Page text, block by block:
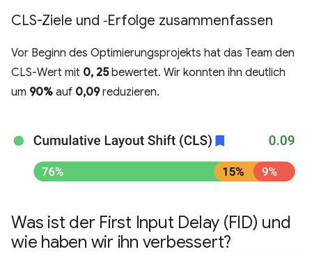
CLS-Ziele und ‑Erfolge zusammenfassen
Vor Beginn des Optimierungsprojekts hat das Team den
CLS-Wert mit 0, 25bewertet. Wir konnten ihn deutlich
um 90% auf 0,09reduzieren.
Was ist der First Input Delay (FID) und
wie haben wir ihn verbessert?